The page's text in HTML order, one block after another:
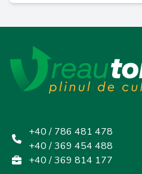
+40 / 786 481 478
+40 / 369 454 488
+40 / 369 814 177